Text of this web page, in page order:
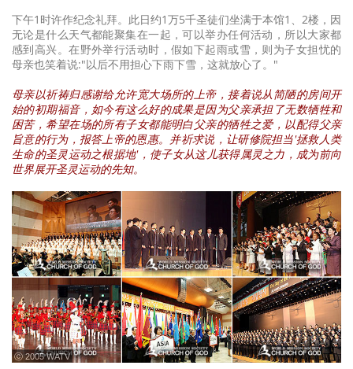
下午1时许作纪念礼拜。此日约1万5千圣徒们坐满于本馆1、2楼，因
无论是什么天气都能聚集在一起，可以举办任何活动，所以大家都
感到高兴。在野外举行活动时，假如下起雨或雪，则为子女担忧的
母亲也笑着说:"以后不用担心下雨下雪，这就放心了。"
母亲以祈祷归感谢给允许宽大场所的上帝，接着说从简陋的房间开
始的初期福音，如今有这么好的成果是因为父亲承担了无数牺牲和
困苦，希望在场的所有子女都能明白父亲的牺牲之爱，以配得父亲
旨意的行为，报答上帝的恩惠。并祈求说，让研修院担当'拯救人类
生命的圣灵运动之根据地'，使子女从这儿获得属灵之力，成为前向
世界展开圣灵运动的先知。
ⓒ 2005 WATV